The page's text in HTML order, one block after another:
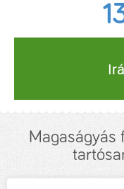
Magaságyás